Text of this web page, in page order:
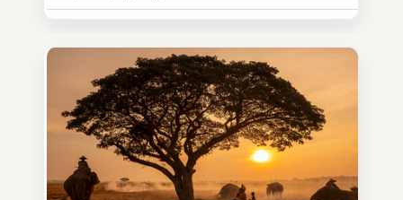
зробити для близької людини щось
особливе. Не обов'язково масштабне,
але тепле і незабутнє :)